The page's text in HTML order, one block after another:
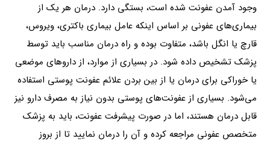
وجود آمدن عفونت شده است، بستگی دارد. درمان هر یک از
بیماری‌های عفونی بر اساس اینکه عامل بیماری باکتری، ویروس،
قارچ یا انگل باشد، متفاوت بوده و راه درمان مناسب باید توسط
پزشک تشخیص داده شود. در بسیاری از موارد، از داروهای موضعی
یا خوراکی برای درمان یا از بین بردن علائم عفونت پوستی استفاده
می‌شود. بسیاری از عفونت‌های پوستی بدون نیاز به مصرف دارو نیز
قابل درمان هستند، اما در صورت پیشرفت عفونت، باید به پزشک
متخصص عفونی مراجعه کرده و آن را درمان نمایید تا از بروز